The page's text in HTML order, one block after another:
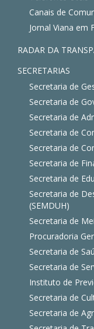
Canais de
Jornal Viana em
RADAR DA
SECRETARIAS
Secretaria de
Secretaria de
Secretaria de
Secretaria de
Secretaria de
Secretaria de
Secretaria de
Secretaria de
(SEMDUH)
Secretaria de
Procuradoria
Secretaria de
Secretaria de
Instituto de
Secretaria de
Secretaria de